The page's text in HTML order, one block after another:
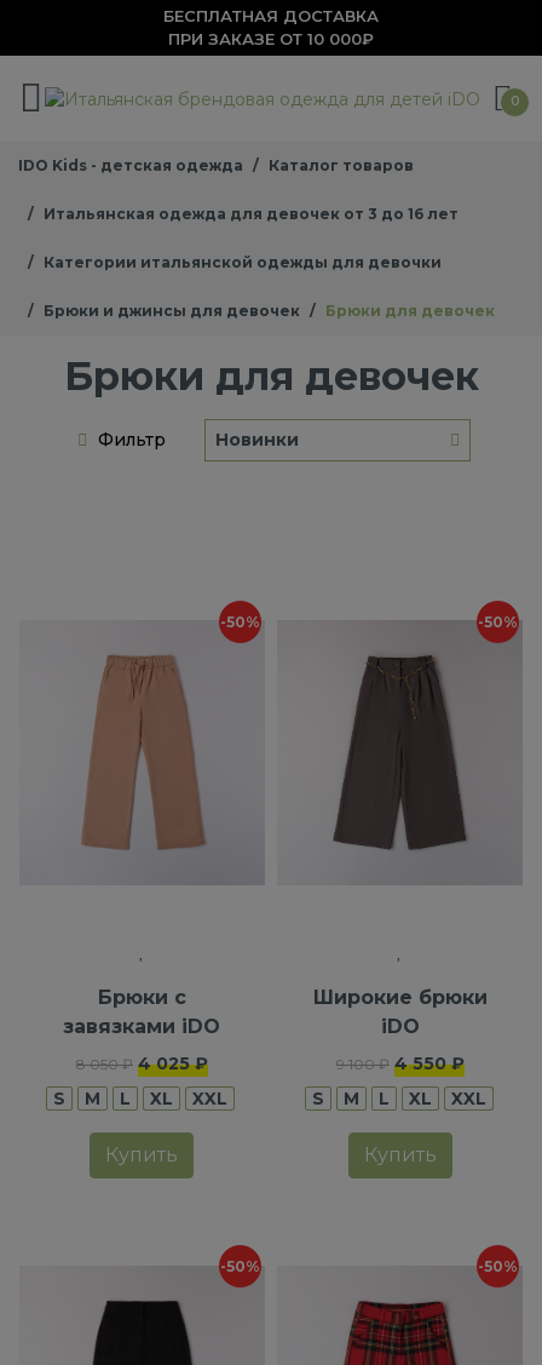
БЕСПЛАТНАЯ ДОСТАВКА
ПРИ ЗАКАЗЕ ОТ 10 000₽
0
IDO Kids - детская одежда Каталог товаров
Итальянская одежда для девочек от 3 до 16 лет
Категории итальянской одежды для девочки
Брюки и джинсы для девочек Брюки для девочек
Брюки для девочек
Фильтр Новинки
-50%
Брюки с
завязками iDO
8 050 ₽ 4 025 ₽
S
M L XL XXL
Купить
-50%
Широкие брюки
iDO
9 100 ₽ 4 550 ₽
S
M L XL XXL
Купить
-50% -50%